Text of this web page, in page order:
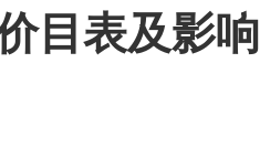
目表及影响